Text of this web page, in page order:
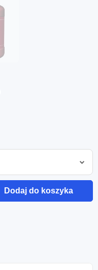
Dodaj do koszyka